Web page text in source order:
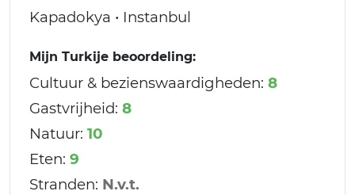
Kapadokya • Instanbul
Mijn Turkije beoordeling:
Cultuur & bezienswaardigheden: 8
Gastvrijheid: 8
Natuur: 10
Eten: 9
Stranden: N.v.t.